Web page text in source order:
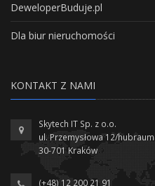
DeweloperBuduje.pl
Dla biur nieruchomości
KONTAKT Z NAMI
Skytech IT Sp. z o.o.
ul. Przemysłowa 12/hubraum
30-701 Kraków
(+48) 12 200 21 91